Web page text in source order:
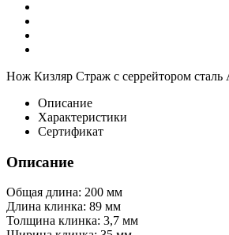
Нож Кизляр Страж с серрейтором
Описание
Характеристики
Сертификат
Описание
Общая длина: 200 мм
Длина клинка: 89 мм
Толщина клинка: 3,7 мм